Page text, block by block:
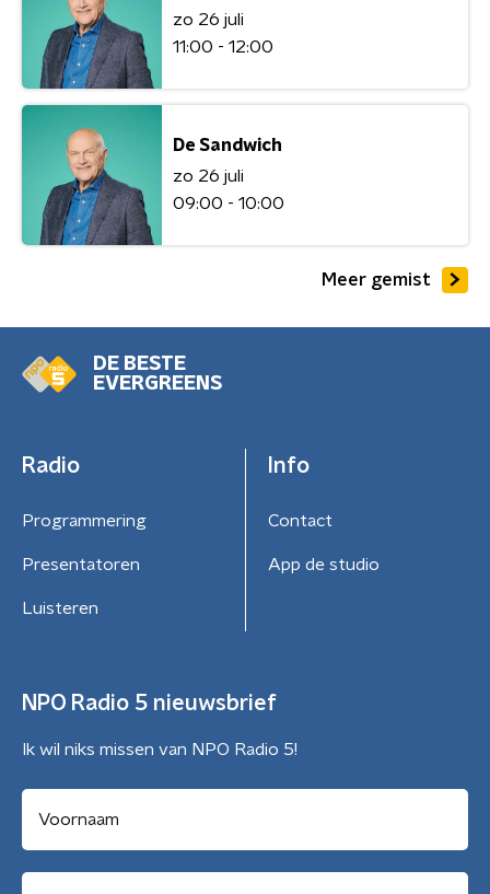
zo 26 juli
11:00 - 12:00
De Sandwich
zo 26 juli
09:00 - 10:00
Meer gemist
DE BESTE
EVERGREENS
Radio
Programmering
Presentatoren
Luisteren
Info
Contact
App de studio
NPO Radio 5 nieuwsbrief
Ik wil niks missen van NPO Radio 5!